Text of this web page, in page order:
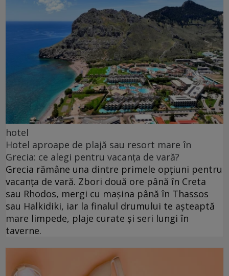
hotel
Hotel aproape de plajă sau resort mare în
Grecia: ce alegi pentru vacanța de vară?
Grecia rămâne una dintre primele opțiuni pentru
vacanța de vară. Zbori două ore până în Creta
sau Rhodos, mergi cu mașina până în Thassos
sau Halkidiki, iar la finalul drumului te așteaptă
mare limpede, plaje curate și seri lungi în
taverne.